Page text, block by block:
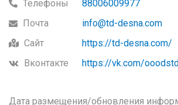
Телефоны
88006009977
Почта
info@td-desna.com
Сайт
https://td-desna.com/
Вконтакте
https://vk.com/
Дата размещения/обновления